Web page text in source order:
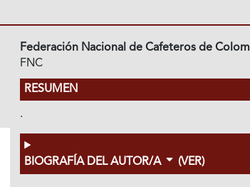
Federación Nacional de Cafeteros de
FNC
RESUMEN
.
BIOGRAFÍA DEL AUTOR/A (VER)